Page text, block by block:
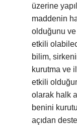
üzerine
maddenin
olduğunu ve
etkili
bilim,
kurutma ve
etkili
olarak halk
benini
açıdan